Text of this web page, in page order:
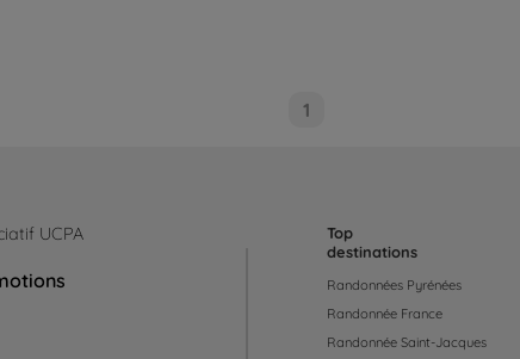
1
UCPA
Top
destinations
Randonnées Pyrénées
Randonnée France
Randonnée Saint-Jacques